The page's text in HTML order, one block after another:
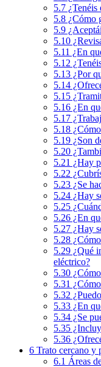
5.7 ¿Tenéis
5.8 ¿Cómo
5.9
5.10
5.11 ¿En
5.12
5.13 ¿Por
5.14
5.15
5.16 ¿En
5.17
5.18
5.19 ¿Son
5.20
5.21 ¿Hay
5.22
5.23 ¿Se
5.24 ¿Hay
5.25
5.26 ¿En
5.27 ¿Hay
5.28
5.29 ¿Qué
eléctrico?
5.30
5.31
5.32
5.33 ¿En
5.34 ¿Se
5.35
5.36
6 Trato cercano y
6.1 Áreas